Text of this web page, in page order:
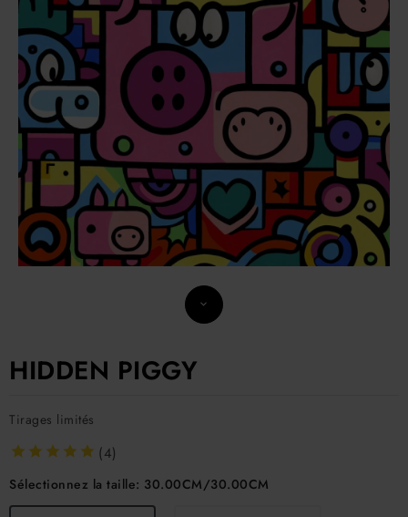
HIDDEN PIGGY
Tirages limités
(4)
Sélectionnez la taille: 30.00CM/30.00CM